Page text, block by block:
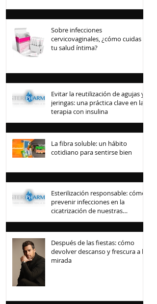
Sobre infecciones
cervicovaginales, ¿cómo cuidas
tu salud íntima?
Evitar la reutilización de agujas y
jeringas: una práctica clave en la
terapia con insulina
La fibra soluble: un hábito
cotidiano para sentirse bien
Esterilización responsable: cómo
prevenir infecciones en la
cicatrización de nuestras
mascotas
Después de las fiestas: cómo
devolver descanso y frescura a la
mirada